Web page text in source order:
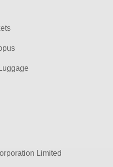
Limited